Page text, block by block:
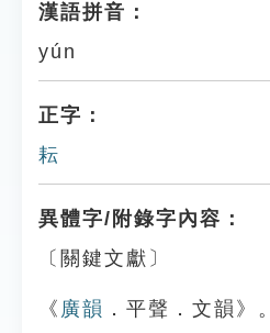
漢語拼音：
yún
正字：
耘
異體字/附錄字內容：
〔關鍵文獻〕
《 廣韻 ．平聲．文韻》。